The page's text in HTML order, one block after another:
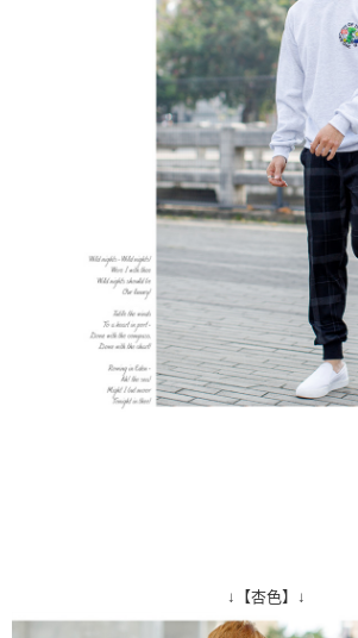
↓【杏色】↓